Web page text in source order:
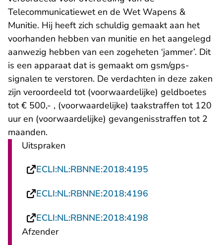
Telecommunicatiewet en de Wet Wapens &
Munitie. Hij heeft zich schuldig gemaakt aan het
voorhanden hebben van munitie en het aangelegd
aanwezig hebben van een zogeheten ‘jammer’. Dit
is een apparaat dat is gemaakt om gsm/gps-
signalen te verstoren. De verdachten in deze zaken
zijn veroordeeld tot (voorwaardelijke) geldboetes
tot € 500,- , (voorwaardelijke) taakstraffen tot 120
uur en (voorwaardelijke) gevangenisstraffen tot 2
maanden.
Uitspraken
ECLI:NL:RBNNE:2018:4195
ECLI:NL:RBNNE:2018:4196
ECLI:NL:RBNNE:2018:4198
Afzender